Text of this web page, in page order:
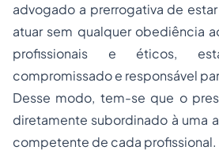
advogado a prerrogativa de
atuar sem qualquer obediência
profissionais e éticos,
compromissado e responsável
Desse modo, tem-se que o
diretamente subordinado à uma
competente de cada profissional.